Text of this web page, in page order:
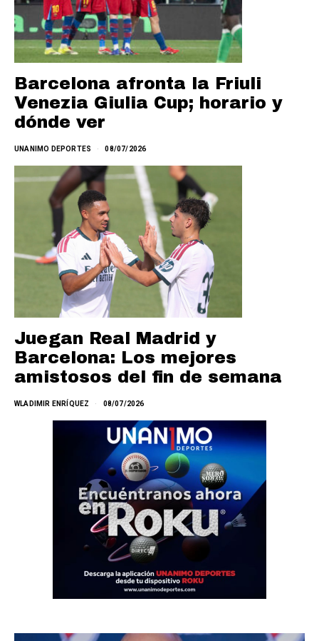
Barcelona afronta la Friuli
Venezia Giulia Cup; horario y
dónde ver
UNANIMO DEPORTES 08/07/2026
Juegan Real Madrid y
Barcelona: Los mejores
amistosos del fin de semana
WLADIMIR ENRÍQUEZ 08/07/2026